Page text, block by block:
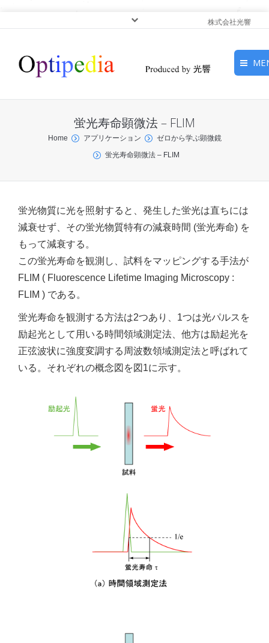
株式会社光響
ピックアップ
光基礎・光源
ン
サービス
蛍光寿命顕微法 – FLIM
You are here:
Home アプリケーション
ゼロから学ぶ顕微鏡
蛍光寿命顕微法 – FLIM
蛍光物質に光を照射すると、発生した蛍光は直ちには
減衰せず、その蛍光物質特有の減衰時間 (蛍光寿命) を
もって減衰する。
この蛍光寿命を観測し、試料をマッピングする手法が
FLIM ( Fluorescence Lifetime Imaging Microscopy :
FLIM ) である。
蛍光寿命を観測する方法は2つあり、1つは光パルスを
励起光として用いる時間領域測定法、他方は励起光を
正弦波状に強度変調する周波数領域測定法と呼ばれて
いる。それぞれの概念図を図1に示す。